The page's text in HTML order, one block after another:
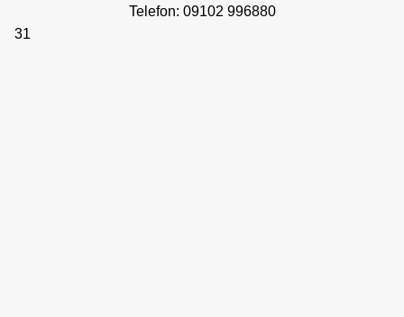
31
Telefon: 09102 996880